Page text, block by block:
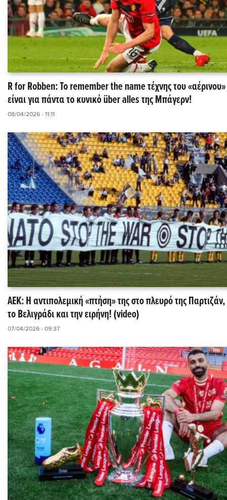
R for Robben: Το remember the name τέχνης του
είναι για πάντα το κυνικό über alles της Μπάγερν!
08/04/2026 - 11:11
ΑΕΚ: Η αντιπολεμική «πτήση» της στο πλευρό της
το Βελιγράδι και την ειρήνη! (video)
07/04/2026 - 09:37